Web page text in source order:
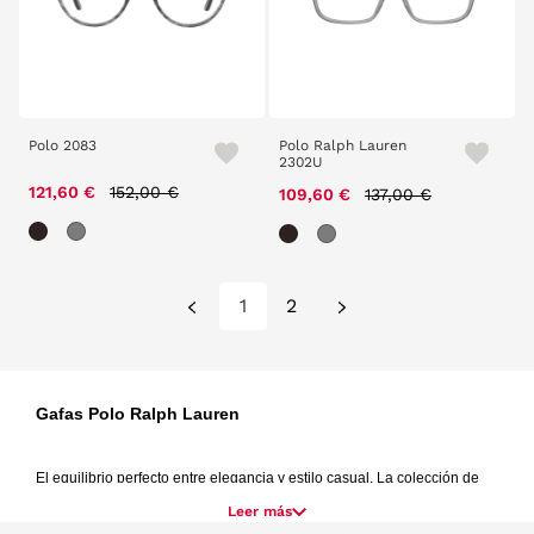
Polo 2083
121,60 € Price reduced from
152,00 €
Polo Ralph Lauren
2302U
109,60 € Price reduced from
137,00 €
1 2
Gafas Polo Ralph Lauren
El equilibrio perfecto entre elegancia y estilo casual. La colección de
Leer más